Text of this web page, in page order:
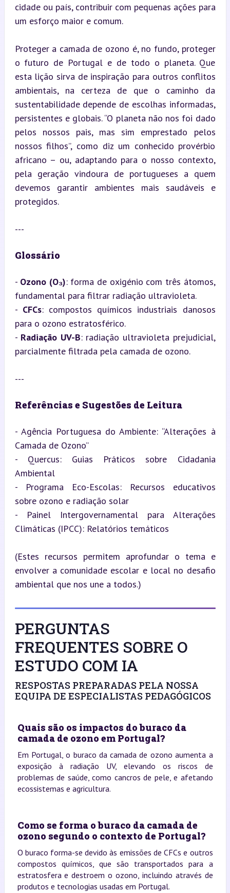
cidade ou país, contribuir com pequenas ações para
um esforço maior e comum.
Proteger a camada de ozono é, no fundo, proteger
o futuro de Portugal e de todo o planeta. Que
esta lição sirva de inspiração para outros conflitos
ambientais, na certeza de que o caminho da
sustentabilidade depende de escolhas informadas,
persistentes e globais. “O planeta não nos foi dado
pelos nossos pais, mas sim emprestado pelos
nossos filhos”, como diz um conhecido provérbio
africano – ou, adaptando para o nosso contexto,
pela geração vindoura de portugueses a quem
devemos garantir ambientes mais saudáveis e
protegidos.
---
Glossário
- Ozono (O₃): forma de oxigénio com três átomos,
fundamental para filtrar radiação ultravioleta.
- CFCs: compostos químicos industriais danosos
para o ozono estratosférico.
- Radiação UV-B: radiação ultravioleta prejudicial,
parcialmente filtrada pela camada de ozono.
---
Referências e Sugestões de Leitura
- Agência Portuguesa do Ambiente: “Alterações à
Camada de Ozono”
- Quercus: Guias Práticos sobre Cidadania
Ambiental
- Programa Eco-Escolas: Recursos educativos
sobre ozono e radiação solar
- Painel Intergovernamental para Alterações
Climáticas (IPCC): Relatórios temáticos
(Estes recursos permitem aprofundar o tema e
envolver a comunidade escolar e local no desafio
ambiental que nos une a todos.)
PERGUNTAS
FREQUENTES SOBRE O
ESTUDO COM IA
RESPOSTAS PREPARADAS PELA NOSSA
EQUIPA DE ESPECIALISTAS PEDAGÓGICOS
Quais são os impactos do buraco da
camada de ozono em Portugal?
Em Portugal, o buraco da camada de ozono aumenta a
exposição à radiação UV, elevando os riscos de
problemas de saúde, como cancros de pele, e afetando
ecossistemas e agricultura.
Como se forma o buraco da camada de
ozono segundo o contexto de Portugal?
O buraco forma-se devido às emissões de CFCs e outros
compostos químicos, que são transportados para a
estratosfera e destroem o ozono, incluindo através de
produtos e tecnologias usadas em Portugal.